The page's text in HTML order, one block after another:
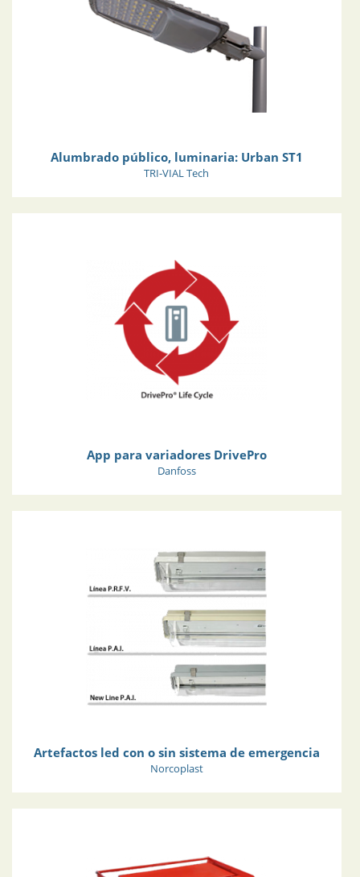
Alumbrado público, luminaria: Urban ST1
TRI-VIAL Tech
App para variadores DrivePro
Danfoss
Artefactos led con o sin sistema de emergencia
Norcoplast